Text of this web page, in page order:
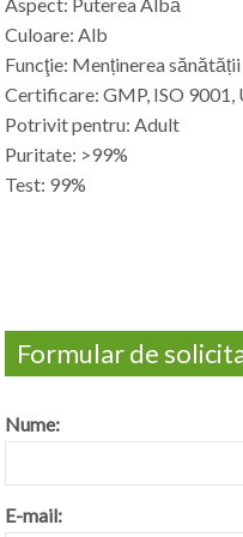
Culoare: Alb
Funcţie: Menținerea
Certificare: GMP, ISO 9001,
Potrivit pentru: Adult
Puritate: >99%
Test: 99%
Formular de
Nume:
E-mail: